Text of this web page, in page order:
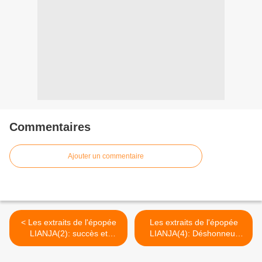
Commentaires
Ajouter un commentaire
< Les extraits de l'épopée
LIANJA(2): succès et
arrivée de Lonkundo
Les extraits de l'épopée
LIANJA(4): Déshonneur
d'Ilankanka >